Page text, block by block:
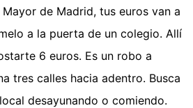
de Madrid, tus euros van a
a la puerta de un colegio. Allí
6 euros. Es un robo a
tres calles hacia adentro. Busca
desayunando o comiendo.